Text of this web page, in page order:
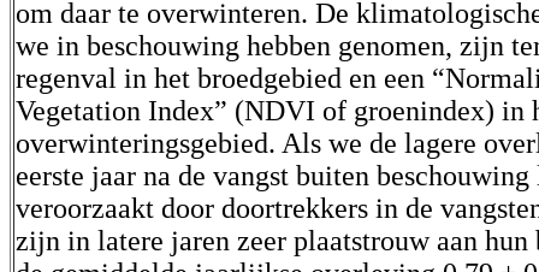
om daar te overwinteren. De
we in beschouwing hebben genomen, zijn
regenval in het broedgebied en een
Vegetation Index” (NDVI of groenindex) in
overwinteringsgebied. Als we de lagere
eerste jaar na de vangst buiten
veroorzaakt door doortrekkers in de
zijn in latere jaren zeer plaatstrouw aan hun